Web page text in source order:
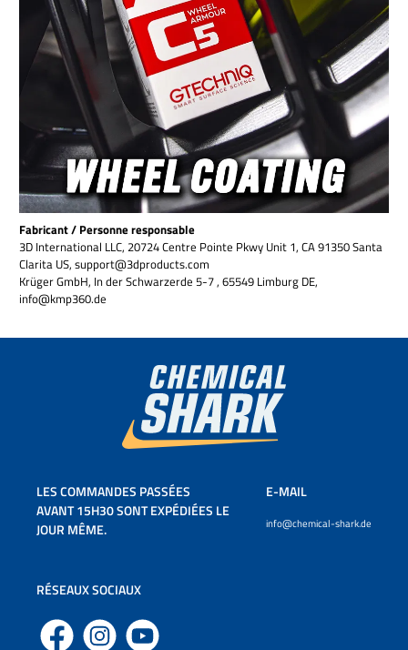
Fabricant / Personne responsable
3D International LLC, 20724 Centre Pointe Pkwy Unit 1, CA 91350 Santa
Clarita US, support@3dproducts.com
Krüger GmbH, In der Schwarzerde 5-7 , 65549 Limburg DE,
info@kmp360.de
LES COMMANDES PASSÉES
AVANT 15H30 SONT EXPÉDIÉES LE
JOUR MÊME.
E-MAIL
info@chemical-shark.de
RÉSEAUX SOCIAUX
Facebook Instagram YouTube